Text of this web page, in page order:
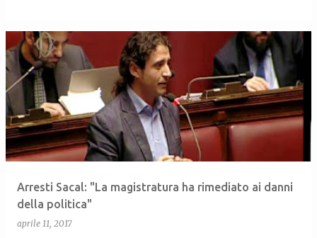
Arresti Sacal: "La magistratura ha rimediato ai danni
della politica"
aprile 11, 2017